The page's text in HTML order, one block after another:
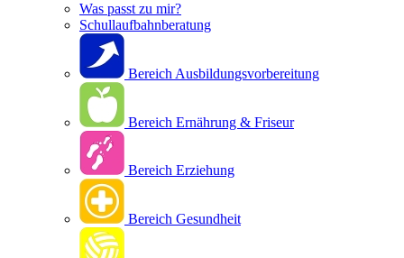
Was passt zu mir?
Schullaufbahnberatung
Bereich Ausbildungsvorbereitung
Bereich Ernährung & Friseur
Bereich Erziehung
Bereich Gesundheit